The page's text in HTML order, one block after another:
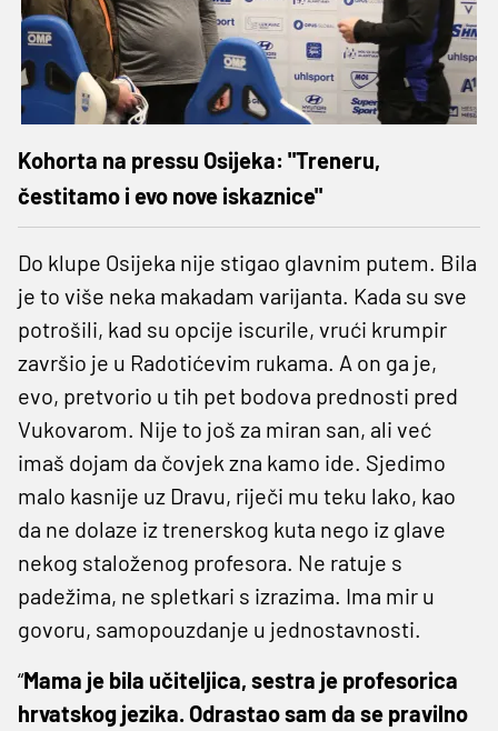
Kohorta na pressu Osijeka: "Treneru,
čestitamo i evo nove iskaznice"
Do klupe Osijeka nije stigao glavnim putem. Bila
je to više neka makadam varijanta. Kada su sve
potrošili, kad su opcije iscurile, vrući krumpir
završio je u Radotićevim rukama. A on ga je,
evo, pretvorio u tih pet bodova prednosti pred
Vukovarom. Nije to još za miran san, ali već
imaš dojam da čovjek zna kamo ide. Sjedimo
malo kasnije uz Dravu, riječi mu teku lako, kao
da ne dolaze iz trenerskog kuta nego iz glave
nekog staloženog profesora. Ne ratuje s
padežima, ne spletkari s izrazima. Ima mir u
govoru, samopouzdanje u jednostavnosti.
“Mama je bila učiteljica, sestra je profesorica
hrvatskog jezika. Odrastao sam da se pravilno